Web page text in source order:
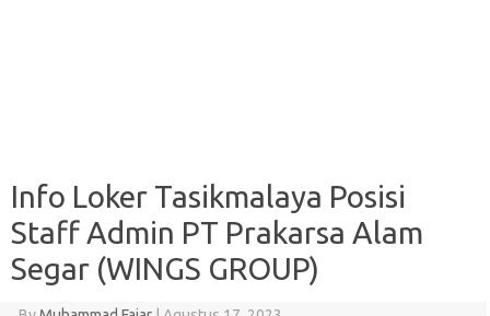
Info Loker Tasikmalaya Posisi
Staff Admin PT Prakarsa Alam
Segar (WINGS GROUP)